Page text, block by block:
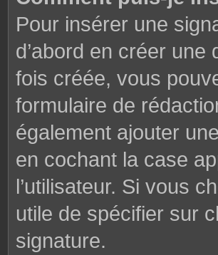
Pour insérer une
d’abord en créer une
fois créée, vous
formulaire de
également ajouter
en cochant la case
l’utilisateur. Si vous
utile de spécifier sur
signature.